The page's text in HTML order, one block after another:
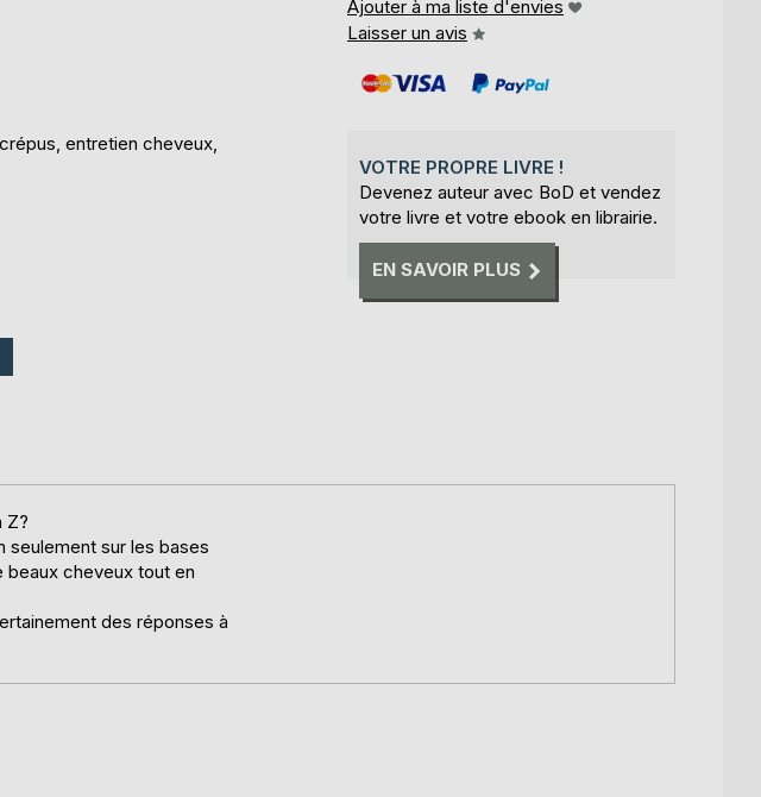
entretien cheveux,
Ajouter à ma liste d'envies
Laisser un avis
VOTRE PROPRE LIVRE !
Devenez auteur avec BoD et vendez
votre livre et votre ebook en librairie.
EN SAVOIR PLUS
Z?
seulement sur les bases
beaux cheveux tout en
des réponses à